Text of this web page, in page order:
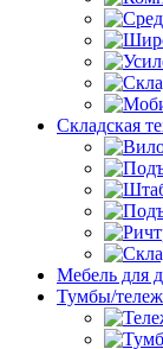
Складская
Мебель для
Тумбы/